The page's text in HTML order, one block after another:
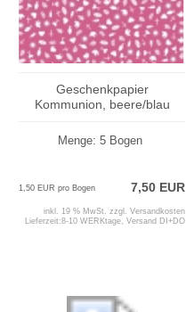
Geschenkpapier
Kommunion, beere/blau
Menge: 5 Bogen
7,50 EUR
1,50 EUR pro Bogen
inkl. 19 % MwSt. zzgl. Versandkosten
Lieferzeit:8-10 WERKtage, Versand DI+DO